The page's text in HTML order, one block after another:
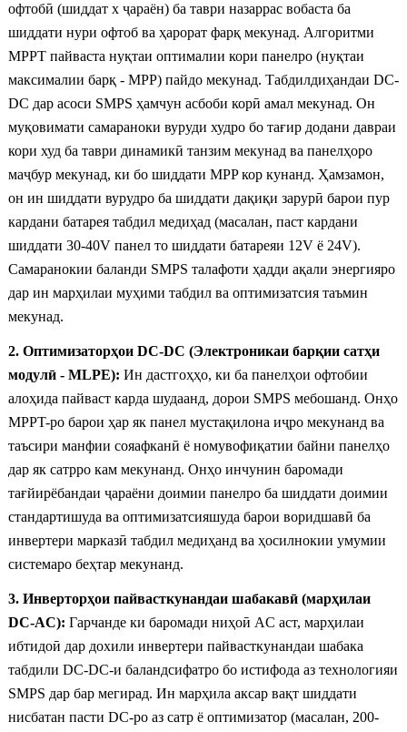
офтобӣ (шиддат x ҷараён) ба таври назаррас вобаста ба
шиддати нури офтоб ва ҳарорат фарқ мекунад. Алгоритми
MPPT пайваста нуқтаи оптималии кори панелро (нуқтаи
максималии барқ ​​- MPP) пайдо мекунад. Табдилдиҳандаи DC-
DC дар асоси SMPS ҳамчун асбоби корӣ амал мекунад. Он
муқовимати самараноки вуруди худро бо тағир додани давраи
кори худ ба таври динамикӣ танзим мекунад ва панелҳоро
маҷбур мекунад, ки бо шиддати MPP кор кунанд. Ҳамзамон,
он ин шиддати вурудро ба шиддати дақиқи зарурӣ барои пур
кардани батарея табдил медиҳад (масалан, паст кардани
шиддати 30-40V панел то шиддати батареяи 12V ё 24V).
Самаранокии баланди SMPS талафоти ҳадди ақали энергияро
дар ин марҳилаи муҳими табдил ва оптимизатсия таъмин
мекунад.
2. Оптимизаторҳои DC-DC (Электроникаи барқии сатҳи
модулӣ - MLPE): Ин дастгоҳҳо, ки ба панелҳои офтобии
алоҳида пайваст карда шудаанд, дорои SMPS мебошанд. Онҳо
MPPT-ро барои ҳар як панел мустақилона иҷро мекунанд ва
таъсири манфии сояафканӣ ё номувофиқатии байни панелҳо
дар як сатрро кам мекунанд. Онҳо инчунин баромади
тағйирёбандаи ҷараёни доимии панелро ба шиддати доимии
стандартишуда ва оптимизатсияшуда барои воридшавӣ ба
инвертери марказӣ табдил медиҳанд ва ҳосилнокии умумии
системаро беҳтар мекунанд.
3. Инверторҳои пайвасткунандаи шабакавӣ (марҳилаи
DC-AC): Гарчанде ки баромади ниҳоӣ AC аст, марҳилаи
ибтидоӣ дар дохили инвертери пайвасткунандаи шабака
табдили DC-DC-и баландсифатро бо истифода аз технологияи
SMPS дар бар мегирад. Ин марҳила аксар вақт шиддати
нисбатан пасти DC-ро аз сатр ё оптимизатор (масалан, 200-